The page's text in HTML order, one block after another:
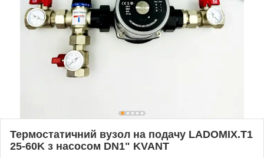
Термостатичний вузол на подачу LADOMIX.T1
25-60K з насосом DN1" KVANT